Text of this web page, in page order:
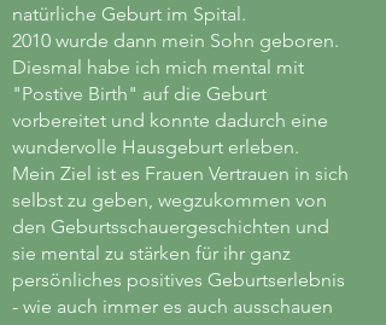
natürliche Geburt im Spital.
2010 wurde dann mein Sohn geboren.
Diesmal habe ich mich mental mit
"Postive Birth" auf die Geburt
vorbereitet und konnte dadurch eine
wundervolle Hausgeburt erleben.
Mein Ziel ist es Frauen Vertrauen in sich
selbst zu geben, wegzukommen von
den Geburtsschauergeschichten und
sie mental zu stärken für ihr ganz
persönliches positives Geburtserlebnis
- wie auch immer es auch ausschauen